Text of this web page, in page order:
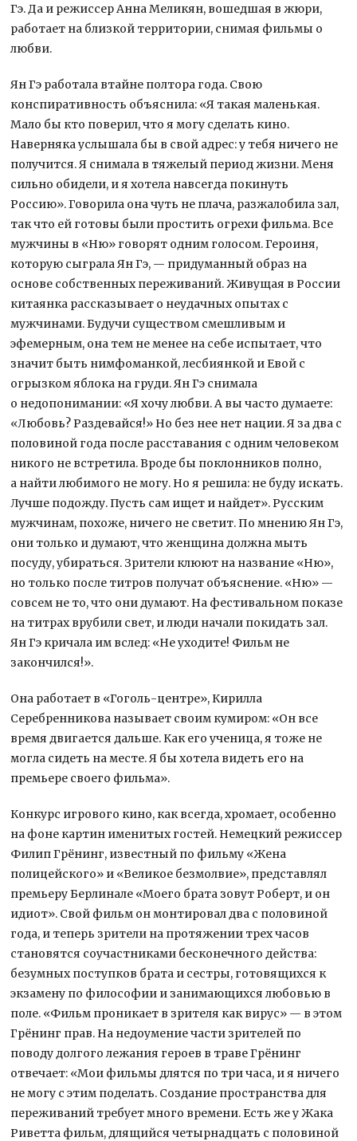
Гэ. Да и режиссер Анна Меликян, вошедшая в жюри,
работает на близкой территории, снимая фильмы о
любви.
Ян Гэ работала втайне полтора года. Свою
конспиративность объяснила: «Я такая маленькая.
Мало бы кто поверил, что я могу сделать кино.
Наверняка услышала бы в свой адрес: у тебя ничего не
получится. Я снимала в тяжелый период жизни. Меня
сильно обидели, и я хотела навсегда покинуть
Россию». Говорила она чуть не плача, разжалобила зал,
так что ей готовы были простить огрехи фильма. Все
мужчины в «Ню» говорят одним голосом. Героиня,
которую сыграла Ян Гэ, — придуманный образ на
основе собственных переживаний. Живущая в России
китаянка рассказывает о неудачных опытах с
мужчинами. Будучи существом смешливым и
эфемерным, она тем не менее на себе испытает, что
значит быть нимфоманкой, лесбиянкой и Евой с
огрызком яблока на груди. Ян Гэ снимала
о недопонимании: «Я хочу любви. А вы часто думаете:
«Любовь? Раздевайся!» Но без нее нет нации. Я за два с
половиной года после расставания с одним человеком
никого не встретила. Вроде бы поклонников полно,
а найти любимого не могу. Но я решила: не буду искать.
Лучше подожду. Пусть сам ищет и найдет». Русским
мужчинам, похоже, ничего не светит. По мнению Ян Гэ,
они только и думают, что женщина должна мыть
посуду, убираться. Зрители клюют на название «Ню»,
но только после титров получат объяснение. «Ню» —
совсем не то, что они думают. На фестивальном показе
на титрах врубили свет, и люди начали покидать зал.
Ян Гэ кричала им вслед: «Не уходите! Фильм не
закончился!».
Она работает в «Гоголь-центре», Кирилла
Серебренникова называет своим кумиром: «Он все
время двигается дальше. Как его ученица, я тоже не
могла сидеть на месте. Я бы хотела видеть его на
премьере своего фильма».
Конкурс игрового кино, как всегда, хромает, особенно
на фоне картин именитых гостей. Немецкий режиссер
Филип Грёнинг, известный по фильму «Жена
полицейского» и «Великое безмолвие», представлял
премьеру Берлинале «Моего брата зовут Роберт, и он
идиот». Свой фильм он монтировал два с половиной
года, и теперь зрители на протяжении трех часов
становятся соучастниками бесконечного действа:
безумных поступков брата и сестры, готовящихся к
экзамену по философии и занимающихся любовью в
поле. «Фильм проникает в зрителя как вирус» — в этом
Грёнинг прав. На недоумение части зрителей по
поводу долгого лежания героев в траве Грёнинг
отвечает: «Мои фильмы длятся по три часа, и я ничего
не могу с этим поделать. Создание пространства для
переживаний требует много времени. Есть же у Жака
Риветта фильм, длящийся четырнадцать с половиной